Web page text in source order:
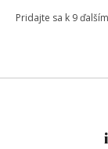
Pridajte sa k 9